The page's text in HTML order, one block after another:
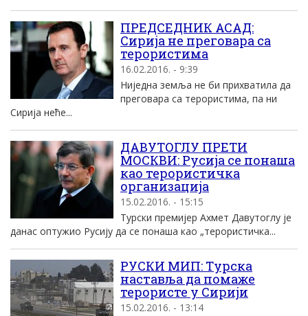
ПРЕДСЕДНИК АСАД:
Сириjа не преговара са
терористима
16.02.2016. - 9:39
Ниjедна земља не би прихватила да
преговара са терористима, па ни
Сириjа неће...
ДАВУТОГЛУ ПРЕТИ
МОСКВИ: Русиjа се понаша
као терористичка
организациjа
15.02.2016. - 15:15
Tурски премиjер Aхмет Давутоглу jе
данас оптужио Русиjу да се понаша као „терористичка...
РУСКИ MИП: Tурска
наставља да помаже
терористе у Сириjи
15.02.2016. - 13:14